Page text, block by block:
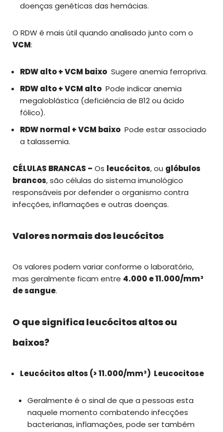
doenças genéticas das hemácias.
O RDW é mais útil quando analisado junto com o
VCM:
RDW alto + VCM baixo Sugere anemia ferropriva.
RDW alto + VCM alto Pode indicar anemia
megaloblástica (deficiência de B12 ou ácido
fólico).
RDW normal + VCM baixo Pode estar associado
a talassemia.
CÉLULAS BRANCAS – Os leucócitos, ou glóbulos
brancos, são células do sistema imunológico
responsáveis por defender o organismo contra
infecções, inflamações e outras doenças.
Valores normais dos leucócitos
Os valores podem variar conforme o laboratório,
mas geralmente ficam entre 4.000 e 11.000/mm³
de sangue.
O que significa leucócitos altos ou
baixos?
Leucócitos altos (> 11.000/mm³) Leucocitose
Geralmente é o sinal de que a pessoas esta
naquele momento combatendo infecções
bacterianas, inflamações, pode ser também